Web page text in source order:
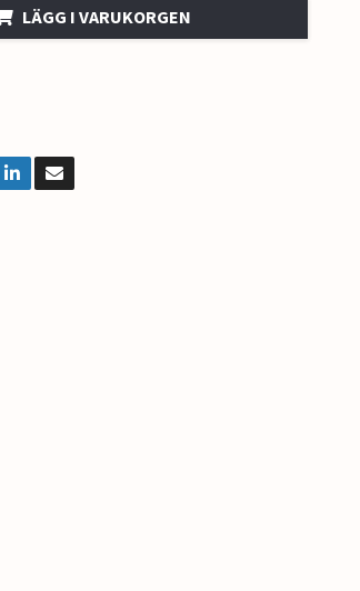
LÄGG I VARUKORGEN